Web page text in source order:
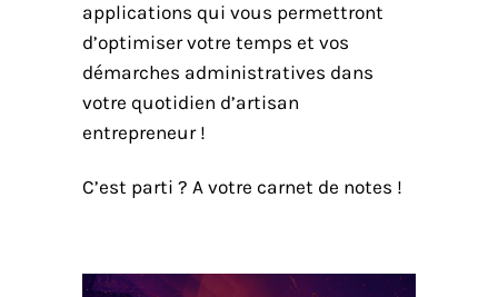
applications qui vous permettront
d’optimiser votre temps et vos
démarches administratives dans
votre quotidien d’artisan
entrepreneur !
C’est parti ? A votre carnet de notes !